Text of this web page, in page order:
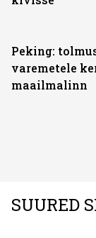
Peking:
varemetele
maailmalinn
SUURED